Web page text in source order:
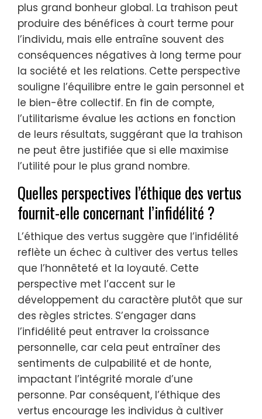
plus grand bonheur global. La trahison peut
produire des bénéfices à court terme pour
l’individu, mais elle entraîne souvent des
conséquences négatives à long terme pour
la société et les relations. Cette perspective
souligne l’équilibre entre le gain personnel et
le bien-être collectif. En fin de compte,
l’utilitarisme évalue les actions en fonction
de leurs résultats, suggérant que la trahison
ne peut être justifiée que si elle maximise
l’utilité pour le plus grand nombre.
Quelles perspectives l’éthique des vertus
fournit-elle concernant l’infidélité ?
L’éthique des vertus suggère que l’infidélité
reflète un échec à cultiver des vertus telles
que l’honnêteté et la loyauté. Cette
perspective met l’accent sur le
développement du caractère plutôt que sur
des règles strictes. S’engager dans
l’infidélité peut entraver la croissance
personnelle, car cela peut entraîner des
sentiments de culpabilité et de honte,
impactant l’intégrité morale d’une
personne. Par conséquent, l’éthique des
vertus encourage les individus à cultiver